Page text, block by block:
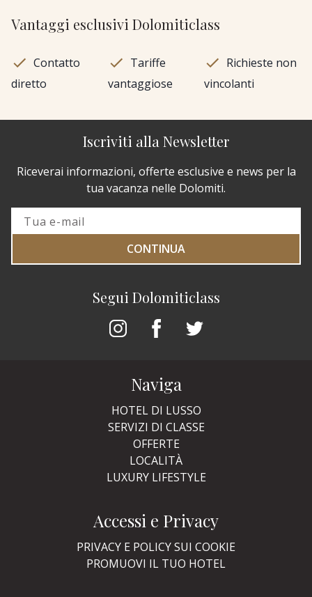
Vantaggi esclusivi Dolomiticlass
Contatto
diretto
Tariffe
vantaggiose
Richieste non
vincolanti
Segui Dolomiticlass
Iscriviti alla Newsletter
Riceverai informazioni, offerte esclusive e news per la
tua vacanza nelle Dolomiti.
CONTINUA
Naviga
HOTEL DI LUSSO
SERVIZI DI CLASSE
OFFERTE
LOCALITÀ
LUXURY LIFESTYLE
Accessi e Privacy
PRIVACY E POLICY SUI COOKIE
PROMUOVI IL TUO HOTEL